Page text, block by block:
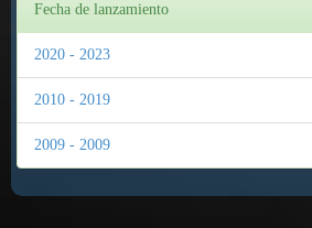
Fecha de lanzamiento
2020 - 2023
2010 - 2019
2009 - 2009